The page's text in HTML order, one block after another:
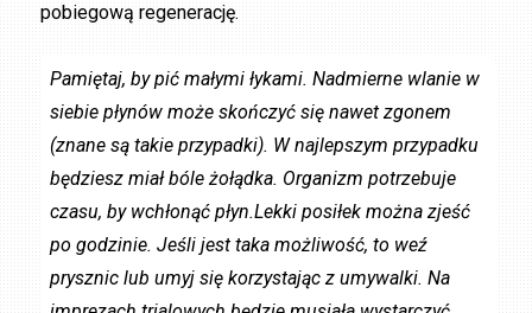
pobiegową regenerację.
Pamiętaj, by pić małymi łykami. Nadmierne wlanie w
siebie płynów może skończyć się nawet zgonem
(znane są takie przypadki). W najlepszym przypadku
będziesz miał bóle żołądka. Organizm potrzebuje
czasu, by wchłonąć płyn.Lekki posiłek można zjeść
po godzinie. Jeśli jest taka możliwość, to weź
prysznic lub umyj się korzystając z umywalki. Na